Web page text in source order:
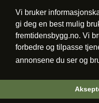
Vi bruker
gi deg en best mulig
fremtidensbygg.no. Vi
forbedre og tilpasse
annonsene du ser og
Vi arbeider etter Vær
©2007 - 2026